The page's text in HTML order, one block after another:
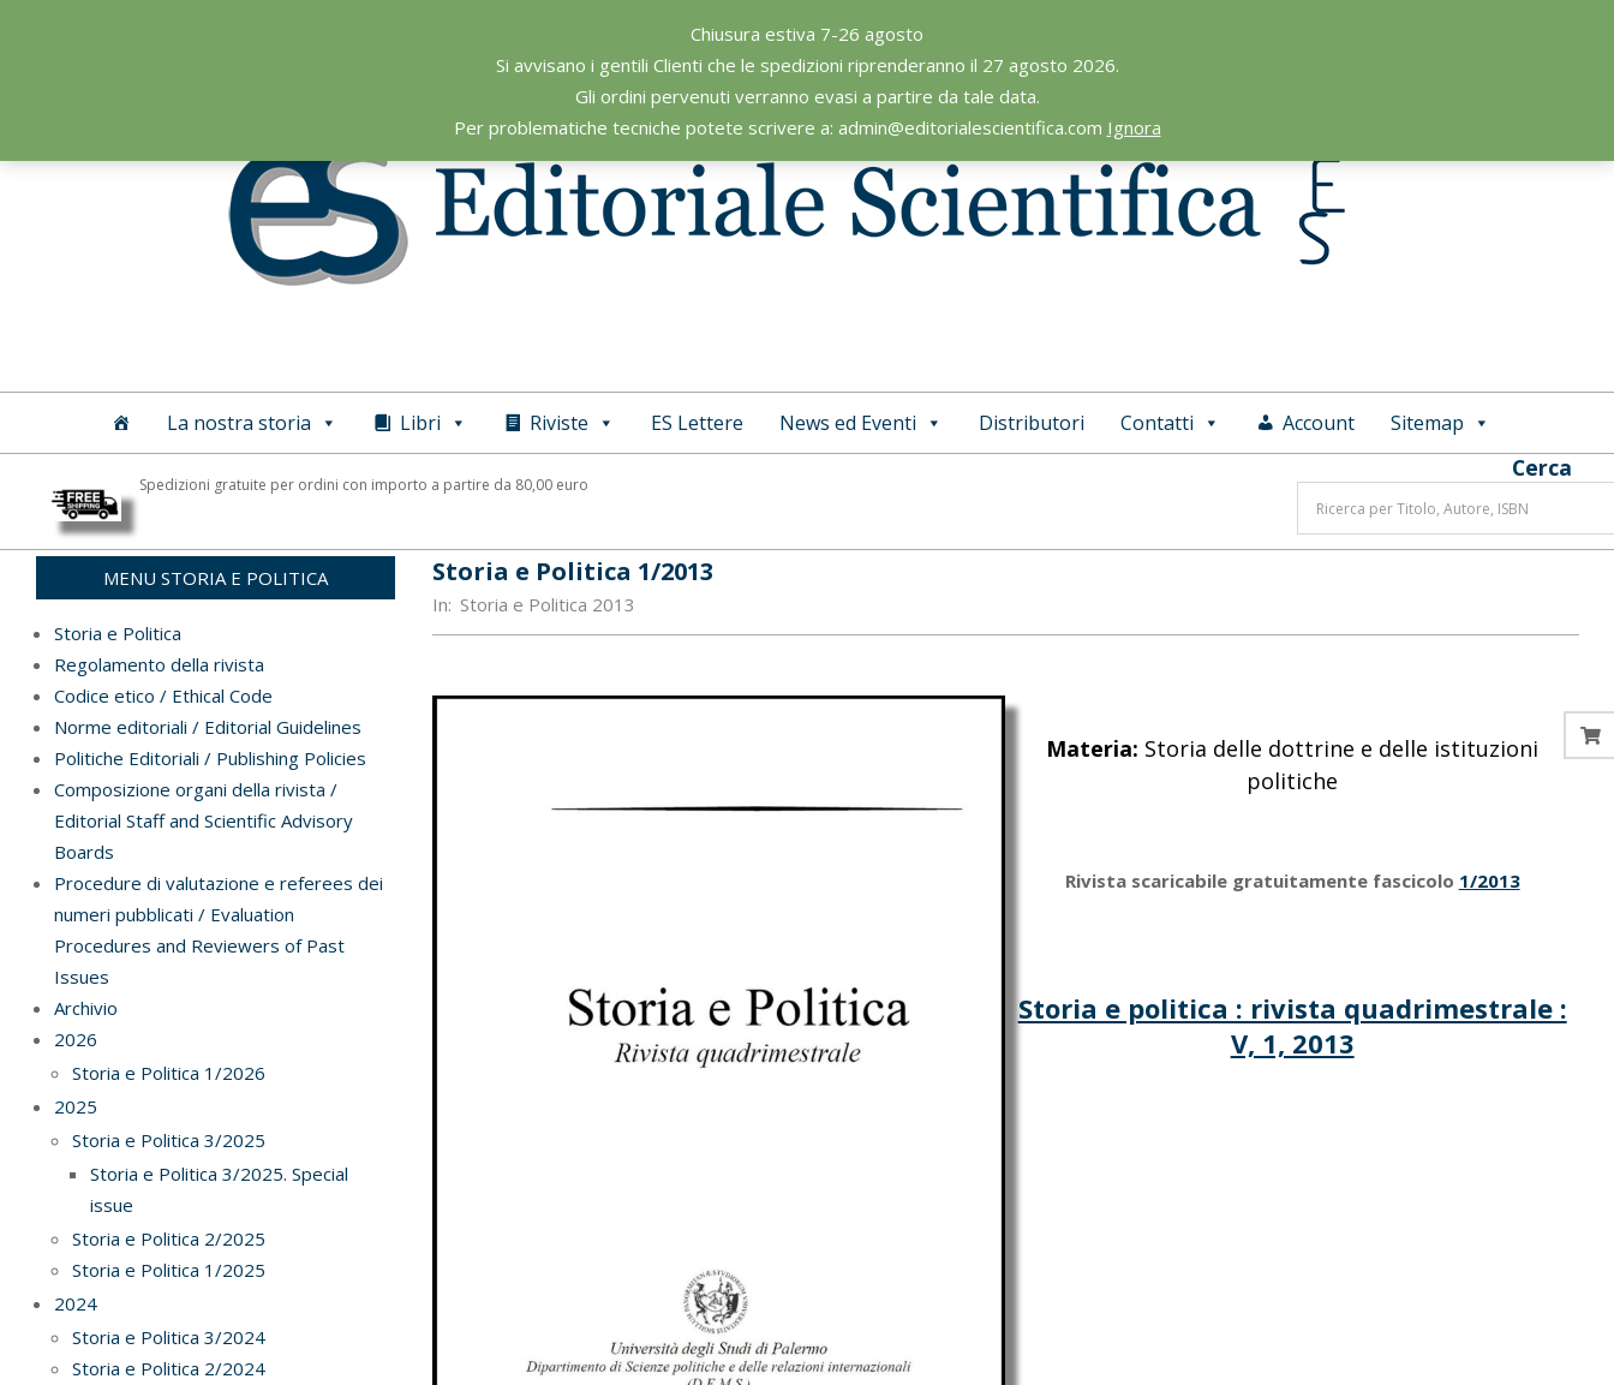
Chiusura estiva 7-26 agosto
Si avvisano i gentili Clienti che le spedizioni riprenderanno il 27 agosto 2026.
Gli ordini pervenuti verranno evasi a partire da tale data.
Per problematiche tecniche potete scrivere a: admin@editorialescientifica.com Ignora
Editoriale
Scientifica
Primary
La nostra storia Libri Riviste ES Lettere News ed Eventi Distributori Contatti Account Sitemap
Spedizioni gratuite per ordini con importo a partire da 80,00 euro
Cerca
Storia e Politica 1/2013
In: Storia e Politica 2013
Materia: Storia delle dottrine e delle istituzioni
politiche
Rivista scaricabile gratuitamente fascicolo 1/2013
Storia e politica : rivista quadrimestrale :
V, 1, 2013
MENU STORIA E POLITICA
Storia e Politica
Regolamento della rivista
Codice etico / Ethical Code
Norme editoriali / Editorial Guidelines
Politiche Editoriali / Publishing Policies
Composizione organi della rivista /
Editorial Staff and Scientific Advisory
Boards
Procedure di valutazione e referees dei
numeri pubblicati / Evaluation
Procedures and Reviewers of Past
Issues
Archivio
2026
Storia e Politica 1/2026
2025
Storia e Politica 3/2025
Storia e Politica 3/2025. Special
issue
Storia e Politica 2/2025
Storia e Politica 1/2025
2024
Storia e Politica 3/2024
Storia e Politica 2/2024